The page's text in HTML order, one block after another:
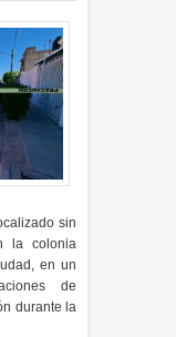
sin
la colonia
en un
de
durante la